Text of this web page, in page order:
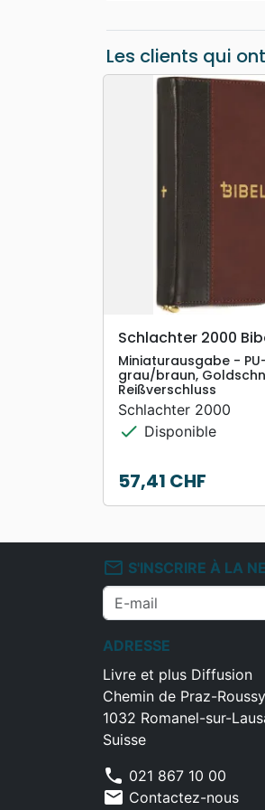
Les clients qui
search APERÇU
Schlachter 2000
Miniaturausgabe -
grau/braun,
Reißverschluss
Schlachter 2000
check Disponible
Prix
57,41 CHF
mail_outline S'INSCRIRE À LA
ADRESSE
Livre et plus Diffusion
Chemin de Praz-
1032 Romanel-sur-
Suisse
phone 021 867 10 00
mail Contactez-nous